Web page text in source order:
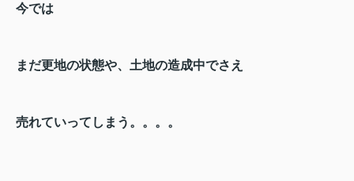
今では
まだ更地の状態や、土地の造成中でさえ
売れていってしまう。。。。